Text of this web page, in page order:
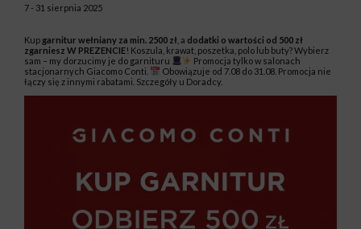
7 - 31 sierpnia 2025
Kup garnitur wełniany za min. 2500 zł , a dodatki o wartości od 500 zł
zgarniesz W PREZENCIE! Koszula, krawat, poszetka, polo lub buty? Wybierz
sam – my dorzucimy je do garnituru
Promocja tylko w salonach
stacjonarnych Giacomo Conti.
Obowiązuje od 7.08 do 31.08. Promocja nie
łączy się z innymi rabatami. Szczegóły u Doradcy.